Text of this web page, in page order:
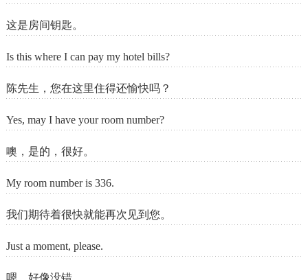
这是房间钥匙。
Is this where I can pay my hotel bills?
陈先生，您在这里住得还愉快吗？
Yes, may I have your room number?
噢，是的，很好。
My room number is 336.
我们期待着很快就能再次见到您。
Just a moment, please.
嗯，好像没错。